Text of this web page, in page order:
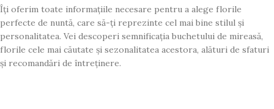
Îți oferim toate informațiile necesare pentru a alege florile
perfecte de nuntă, care să-ți reprezinte cel mai bine stilul și
personalitatea. Vei descoperi semnificația buchetului de mireasă,
florile cele mai căutate și sezonalitatea acestora, alături de sfaturi
și recomandări de întreținere.